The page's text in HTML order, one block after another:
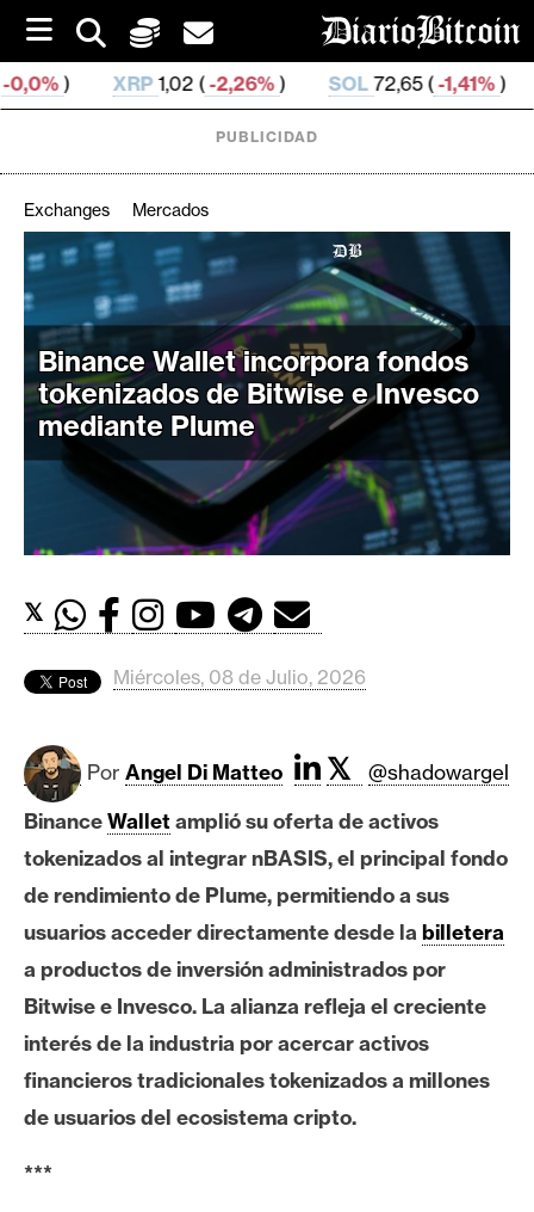
i
p
t
o
1,02 (-2,26%) SOL72,65 (-1,41%) TRX0,327 437
C
r
i
p
t
o
e
o
i
c
o
i
E
t
e
r
PUBLICIDAD
Exchanges Mercados
Binance Wallet incorpora fondos
tokenizados de Bitwise e Invesco
mediante Plume
𝕏
Miércoles, 08 de Julio, 2026
Por Angel Di Matteo 𝕏
@shadowargel
BinanceWallet amplió su oferta de activos
tokenizados al integrar nBASIS, el principal fondo
de rendimiento de Plume, permitiendo a sus
usuarios acceder directamente desde la billetera
a productos de inversión administrados por
Bitwise e Invesco. La alianza refleja el creciente
interés de la industria por acercar activos
financieros tradicionales tokenizados a millones
de usuarios del ecosistema cripto.
***